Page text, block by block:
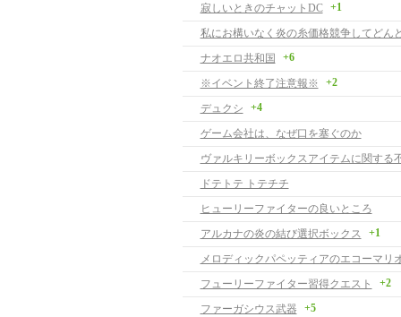
寂しいときのチャットDC +1
ナオエロ共和国 +6
※イベント終了注意報※ +2
デュクシ +4
ゲーム会社は、なぜ口を塞ぐのか
ヴァルキリーボックスアイテムに関する
ドテトテ トテチチ
ヒューリーファイターの良いところ
アルカナの炎の結び選択ボックス
+1
フューリーファイター習得クエスト +2
ファーガシウス武器 +5